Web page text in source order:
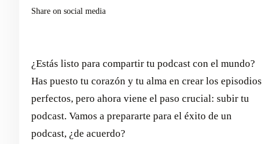
Share on social media
¿Estás listo para compartir tu podcast con el mundo?
Has puesto tu corazón y tu alma en crear los episodios
perfectos, pero ahora viene el paso crucial: subir tu
podcast. Vamos a prepararte para el éxito de un
podcast, ¿de acuerdo?